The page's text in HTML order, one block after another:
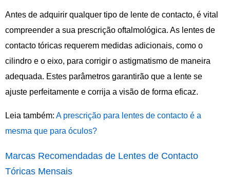
Antes de adquirir qualquer tipo de lente de contacto, é vital
compreender a sua prescrição oftalmológica. As lentes de
contacto tóricas requerem medidas adicionais, como o
cilindro e o eixo, para corrigir o astigmatismo de maneira
adequada. Estes parâmetros garantirão que a lente se
ajuste perfeitamente e corrija a visão de forma eficaz.
Leia também: A prescrição para lentes de contacto é a
mesma que para óculos?
Marcas Recomendadas de Lentes de Contacto
Tóricas Mensais